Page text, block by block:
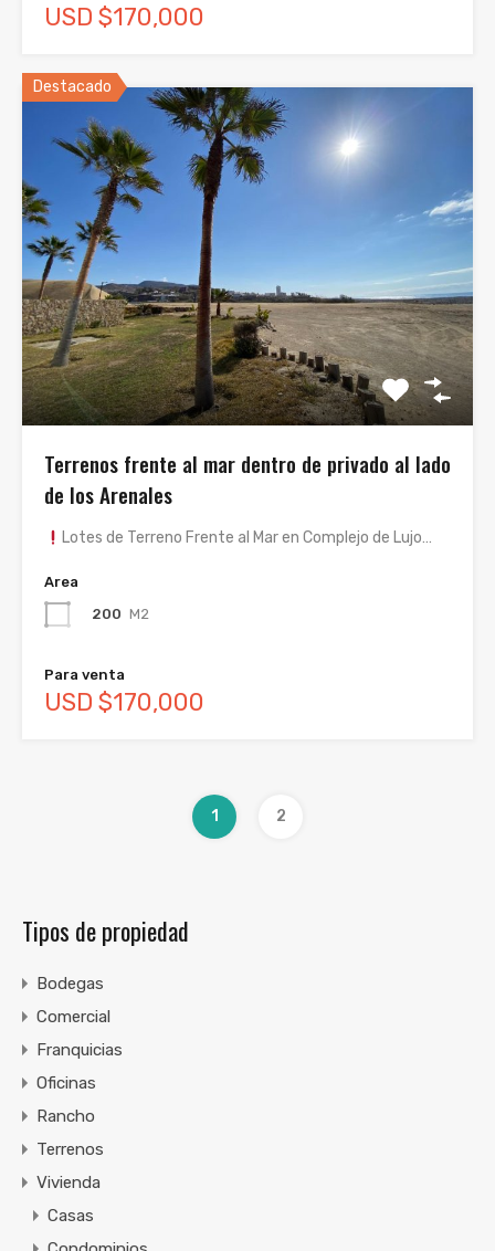
USD $170,000
Destacado
Terrenos frente al mar dentro de privado al lado
de los Arenales
Lotes de Terreno Frente al Mar en Complejo de Lujo…
Area
200 M2
Para venta
USD $170,000
1 2
Tipos de propiedad
Bodegas
Comercial
Franquicias
Oficinas
Rancho
Terrenos
Vivienda
Casas